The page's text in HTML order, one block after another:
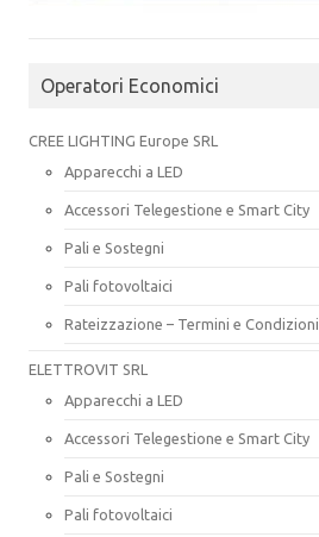
Operatori Economici
CREE LIGHTING Europe SRL
Apparecchi a LED
Accessori Telegestione e Smart City
Pali e Sostegni
Pali fotovoltaici
Rateizzazione – Termini e Condizioni
ELETTROVIT SRL
Apparecchi a LED
Accessori Telegestione e Smart City
Pali e Sostegni
Pali fotovoltaici